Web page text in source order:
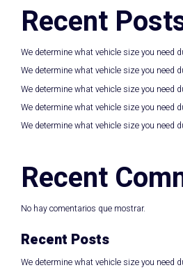
Recent
We determine what vehicle size you need
We determine what vehicle size you need
We determine what vehicle size you need
We determine what vehicle size you need
We determine what vehicle size you need
Recent
No hay comentarios que mostrar.
Recent Posts
We determine what vehicle size you need